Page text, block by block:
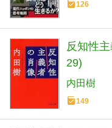
126
反知性
29)
内田樹
149